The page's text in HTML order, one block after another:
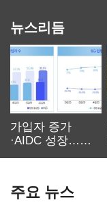
뉴스리듬
가입자 증가
·AIDC 성장…
주요 뉴스